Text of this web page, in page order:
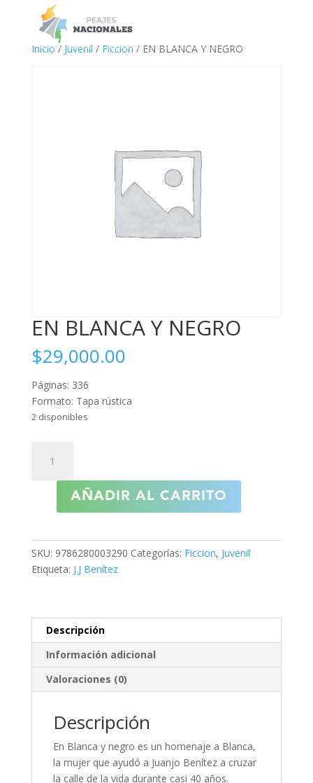
Inicio / Juvenil / Ficcion / EN BLANCA Y NEGRO
EN BLANCA Y NEGRO
$29,000.00
Páginas: 336
Formato: Tapa rústica
2 disponibles
BLANCA
cantidad
AÑADIR AL CARRITO
SKU: 9786280003290 Categorías: Ficcion, Juvenil
Etiqueta: J.J Benítez
Descripción
Información adicional
Valoraciones (0)
Descripción
En Blanca y negro es un homenaje a Blanca,
la mujer que ayudó a Juanjo Benítez a cruzar
la calle de la vida durante casi 40 años.